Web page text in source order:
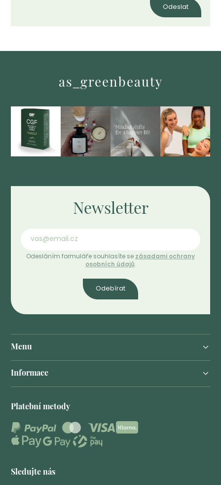
Odeslat
as_greenbeauty
Newsletter
Odesláním formuláře souhlasíte se zásadami ochrany
osobních údajů.
Odebírat
Menu
Informace
Platební metody
Sledujte nás